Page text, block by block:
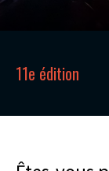
11e édition